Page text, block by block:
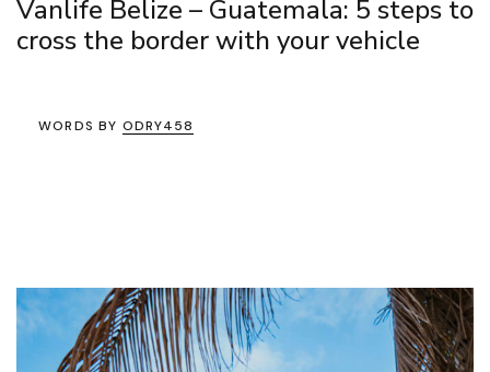
Vanlife Belize – Guatemala: 5 steps to
cross the border with your vehicle
WORDS BY ODRY458